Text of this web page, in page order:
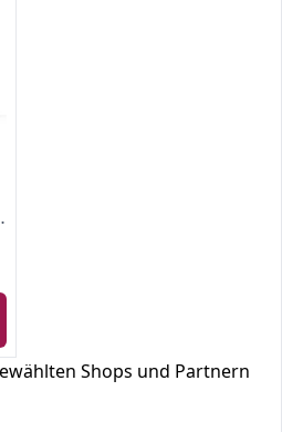
2024 (Pfauenblau)
Shops und Partnern